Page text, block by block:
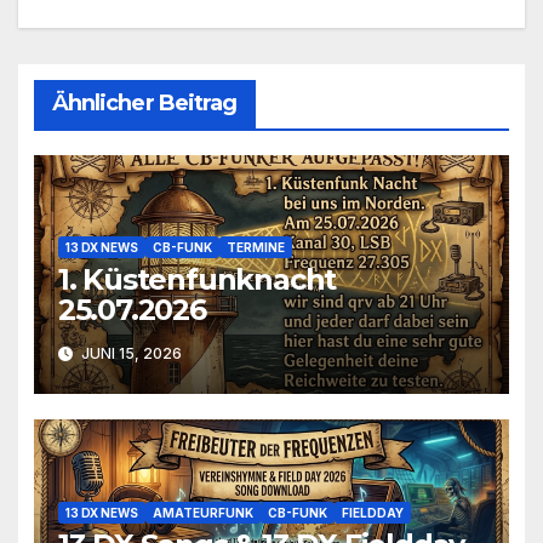
Ähnlicher Beitrag
13 DX NEWS CB-FUNK TERMINE
1. Küstenfunknacht
25.07.2026
JUNI 15, 2026
13 DX NEWS AMATEURFUNK CB-FUNK FIELDDAY